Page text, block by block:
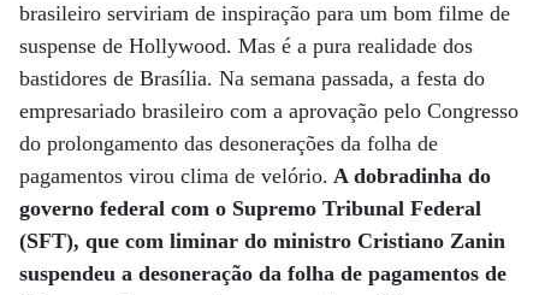
brasileiro serviriam de inspiração para um bom filme de
suspense de Hollywood. Mas é a pura realidade dos
bastidores de Brasília. Na semana passada, a festa do
empresariado brasileiro com a aprovação pelo Congresso
do prolongamento das desonerações da folha de
pagamentos virou clima de velório. A dobradinha do
governo federal com o Supremo Tribunal Federal
(SFT), que com liminar do ministro Cristiano Zanin
suspendeu a desoneração da folha de pagamentos de